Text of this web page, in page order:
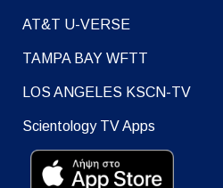
AT&T U-VERSE
TAMPA BAY WFTT
LOS ANGELES KSCN-TV
Scientology TV Apps